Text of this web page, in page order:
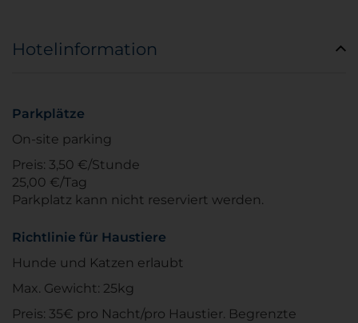
Hotelinformation
Parkplätze
On-site parking
Preis: 3,50 €/Stunde
25,00 €/Tag
Parkplatz kann nicht reserviert werden.
Richtlinie für Haustiere
Hunde und Katzen erlaubt
Max. Gewicht: 25kg
Preis: 35€ pro Nacht/pro Haustier. Begrenzte